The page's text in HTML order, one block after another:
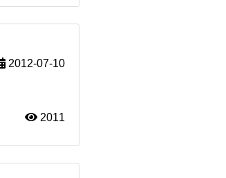
2012-07-10
2011